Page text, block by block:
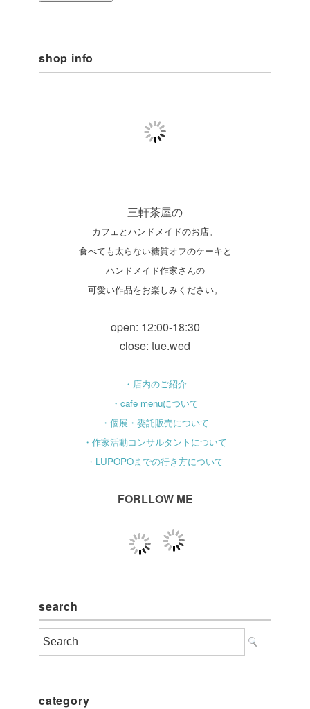
shop info
三軒茶屋の
カフェとハンドメイドのお店。
食べても太らない糖質オフのケーキと
ハンドメイド作家さんの
可愛い作品をお楽しみください。
open: 12:00-18:30
close: tue.wed
・店内のご紹介
・cafe menuについて
・個展・委託販売について
・作家活動コンサルタントについて
・LUPOPOまでの行き方について
FORLLOW ME
search
category